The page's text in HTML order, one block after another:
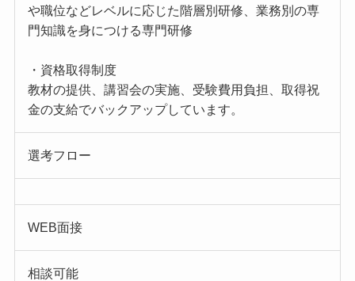
や職位などレベルに応じた階層別研修、業務別の専
門知識を身につける専門研修
・資格取得制度
教材の提供、講習会の実施、受験費用負担、取得祝
金の支給でバックアップしています。
選考フロー
WEB面接
相談可能